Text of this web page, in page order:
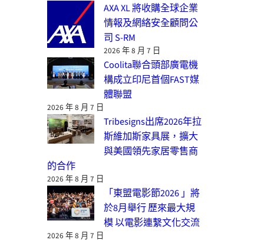
AXA XL 將收購全球企業
情報及網絡安全顧問公
司 S-RM
2026 年 8 月 7 日
Coolita聯合頭部廣電機
構成立印尼首個FAST媒
體聯盟
2026 年 8 月 7 日
Tribesigns出席2026年拉
斯維加斯家具展，擴大
與美國領先家居零售商
的合作
2026 年 8 月 7 日
「東盟電影節2026 」將
於8月舉行 歷來最大規
模 以電影連繫文化交流
2026 年 8 月 7 日